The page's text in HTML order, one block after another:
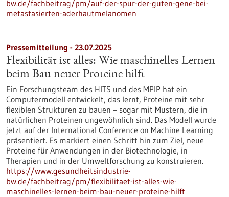
bw.de/fachbeitrag/pm/auf-der-spur-der-guten-gene-bei-
metastasierten-aderhautmelanomen
Pressemitteilung - 23.07.2025
Flexibilität ist alles: Wie maschinelles Lernen
beim Bau neuer Proteine hilft
Ein Forschungsteam des HITS und des MPIP hat ein
Computermodell entwickelt, das lernt, Proteine mit sehr
flexiblen Strukturen zu bauen – sogar mit Mustern, die in
natürlichen Proteinen ungewöhnlich sind. Das Modell wurde
jetzt auf der International Conference on Machine Learning
präsentiert. Es markiert einen Schritt hin zum Ziel, neue
Proteine für Anwendungen in der Biotechnologie, in
Therapien und in der Umweltforschung zu konstruieren.
https://www.gesundheitsindustrie-
bw.de/fachbeitrag/pm/flexibilitaet-ist-alles-wie-
maschinelles-lernen-beim-bau-neuer-proteine-hilft